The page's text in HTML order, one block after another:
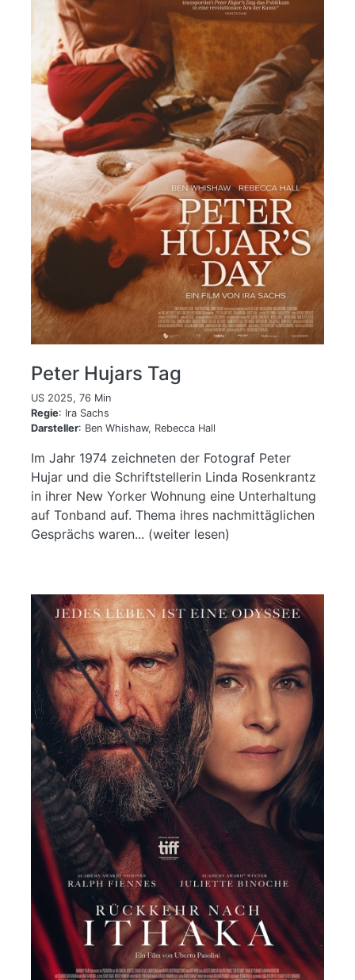
Peter Hujars Tag
US 2025, 76 Min
Regie: Ira Sachs
Darsteller: Ben Whishaw, Rebecca Hall
Im Jahr 1974 zeichneten der Fotograf Peter
Hujar und die Schriftstellerin Linda Rosenkrantz
in ihrer New Yorker Wohnung eine Unterhaltung
auf Tonband auf. Thema ihres nachmittäglichen
Gesprächs waren... (weiter lesen)